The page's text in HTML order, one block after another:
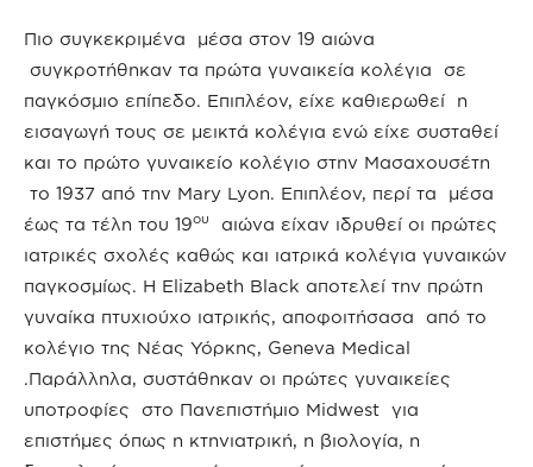
Πιο συγκεκριμένα μέσα στον 19 αιώνα
συγκροτήθηκαν τα πρώτα γυναικεία κολέγια σε
παγκόσμιο επίπεδο. Επιπλέον, είχε καθιερωθεί η
εισαγωγή τους σε μεικτά κολέγια ενώ είχε συσταθεί
και το πρώτο γυναικείο κολέγιο στην Μασαχουσέτη
το 1937 από την Mary Lyon. Επιπλέον, περί τα μέσα
έως τα τέλη του 19ου
αιώνα είχαν ιδρυθεί οι πρώτες
ιατρικές σχολές καθώς και ιατρικά κολέγια γυναικών
παγκοσμίως. Η Elizabeth Black αποτελεί την πρώτη
γυναίκα πτυχιούχο ιατρικής, αποφοιτήσασα από το
κολέγιο της Νέας Υόρκης, Geneva Medical
.Παράλληλα, συστάθηκαν οι πρώτες γυναικείες
υποτροφίες στο Πανεπιστήμιο Midwest για
επιστήμες όπως η κτηνιατρική, η βιολογία, η